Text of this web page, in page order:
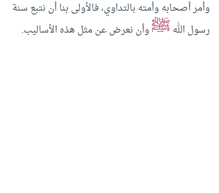
وأمر أصحابه وأمته بالتداوي، فالأولى بنا أن نتبع سنة
رسول اللهﷺوأن نعرض عن مثل هذه الأساليب.